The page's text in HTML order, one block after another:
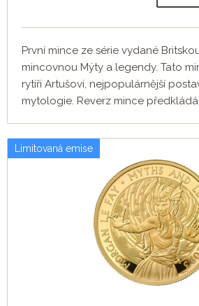
První mince ze série vydané
mincovnou Mýty a legendy. Tato
rytíři Artušovi, nejpopulárnější
mytologie. Reverz mince předkládá
Limitovaná emise